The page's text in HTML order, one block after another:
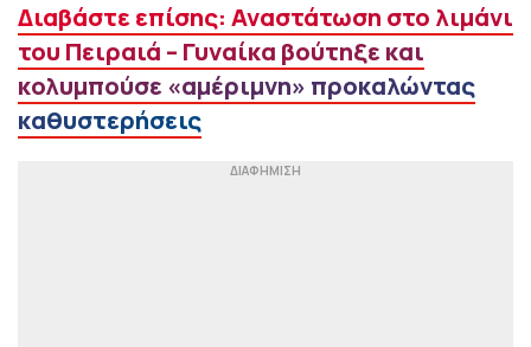
Διαβάστε επίσης: Αναστάτωση στο λιμάνι
του Πειραιά – Γυναίκα βούτηξε και
κολυμπούσε «αμέριμνη» προκαλώντας
καθυστερήσεις